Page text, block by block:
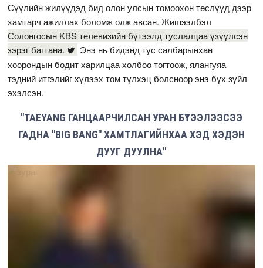
Сүүлийн жилүүдэд бид олон улсын томоохон төслүүд дээр
хамтарч ажиллах боломж олж авсан. Жишээлбэл
Солонгосын KBS телевизийн бүтээлд туслалцаа үзүүлсэн
зэрэг багтана.
Энэ нь бидэнд тус салбарынхан
хоорондын бодит харилцаа холбоо тогтоож, ялангуяа
тэдний итгэлийг хүлээх том түлхэц болсноор энэ бүх зүйл
эхэлсэн.
"TAEYANG ГАНЦААРЧИЛСАН УРАН БҮТЭЭЛЭЭСЭЭ
ГАДНА "BIG BANG" ХАМТЛАГИЙНХАА ХЭД ХЭДЭН
ДУУГ ДУУЛНА"